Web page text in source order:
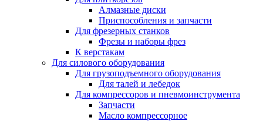
Алмазные диски
Приспособления и запчасти
Для фрезерных станков
Фрезы и наборы фрез
К верстакам
Для силового оборудования
Для грузоподъемного оборудования
Для талей и лебедок
Для компрессоров и пневмоинструмента
Запчасти
Масло компрессорное